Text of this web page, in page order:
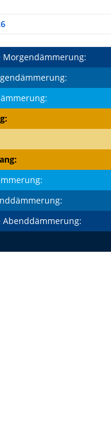
Morgendämmerung:
Abenddämmerung: